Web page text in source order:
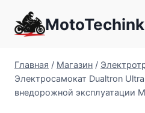
содержимому
Главная / Магазин /
Электросамокат Dualtron
внедорожной эксплуатации